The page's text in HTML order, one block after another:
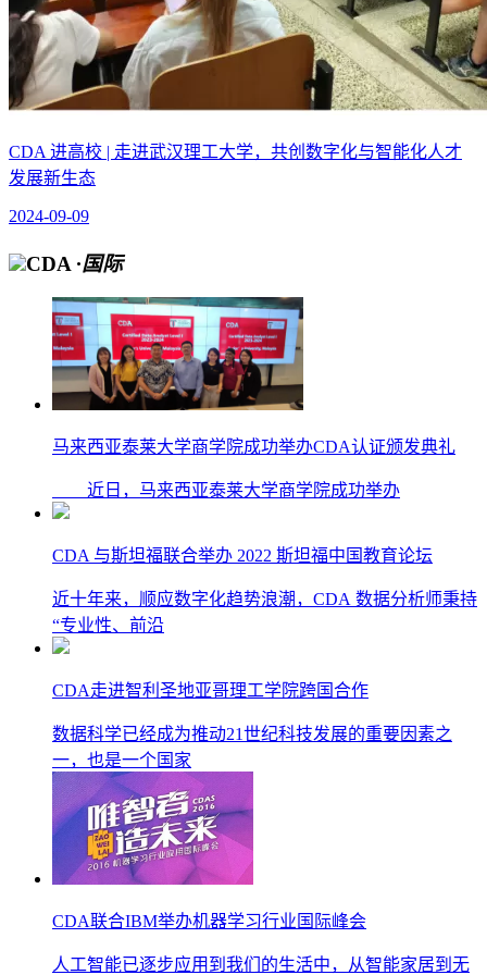
CDA 进高校 | 走进武汉理工大学，共创数字化与智能化人才
发展新生态
2024-09-09
CDA ·国际
马来西亚泰莱大学商学院成功举办CDA认证颁发典礼
近日，马来西亚泰莱大学商学院成功举办
CDA 与斯坦福联合举办 2022 斯坦福中国教育论坛
近十年来，顺应数字化趋势浪潮，CDA 数据分析师秉持
“专业性、前沿
CDA走进智利圣地亚哥理工学院跨国合作
数据科学已经成为推动21世纪科技发展的重要因素之
一，也是一个国家
CDA联合IBM举办机器学习行业国际峰会
人工智能已逐步应用到我们的生活中，从智能家居到无